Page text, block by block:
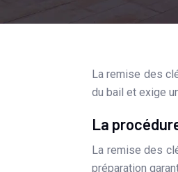
La remise des clés constitue une étape cruciale dans le processus de location immobilière. Elle marque le début
du bail et exige
La
La remise des
préparation